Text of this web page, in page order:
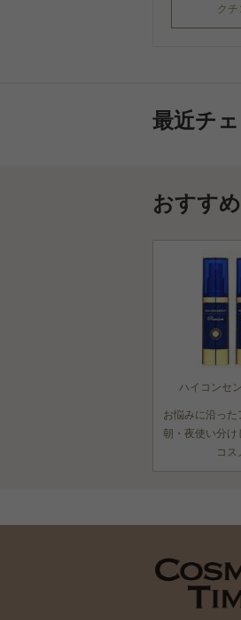
ク
最近チ
おすす
ハイコンセ
お悩みに沿った
朝・夜使い分け
コス